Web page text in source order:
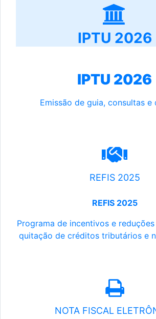
IPTU 2026
IPTU 2026
Emissão de guia, consultas e
REFIS 2025
REFIS 2025
Programa de incentivos e
quitação de créditos tributários e
NOTA FISCAL